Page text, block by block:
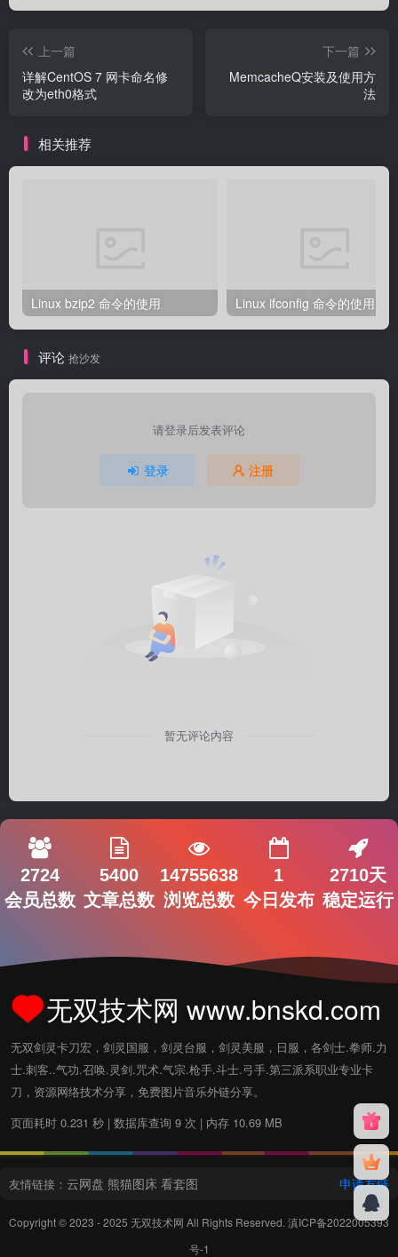
上一篇
详解CentOS 7 网卡命名修
改为eth0格式
下一篇
MemcacheQ安装及使用方
法
相关推荐
Linux bzip2 命令的使用 Linux ifconfig 命令的使用
评论 抢沙发
请登录后发表评论
登录 注册
暂无评论内容
2724
会员总数
5400
文章总数
14755638
浏览总数
1
今日发布
2710天
稳定运行
无双技术网 www.bnskd.com
无双剑灵卡刀宏，剑灵国服，剑灵台服，剑灵美服，日服，各剑士.拳师.力
士.刺客..气功.召唤.灵剑.咒术.气宗.枪手.斗士.弓手.第三派系职业专业卡
刀，资源网络技术分享，免费图片音乐外链分享。
页面耗时 0.231 秒 | 数据库查询 9 次 | 内存 10.69 MB
友情链接： 云网盘 熊猫图床 看套图 申请友链
Copyright © 2023 - 2025 无双技术网 All Rights Reserved. 滇ICP备2022005393
号-1